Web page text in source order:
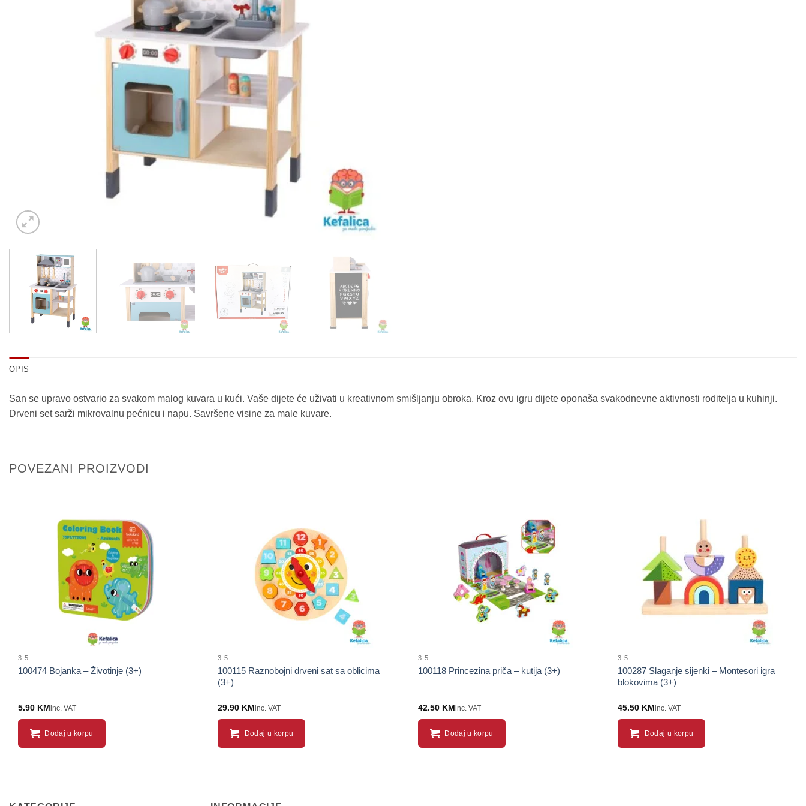
OPIS
San se upravo ostvario za svakom malog kuvara u kući. Vaše dijete će uživati u kreativnom smišljanju obroka. Kroz ovu igru dijete oponaša svakodnevne aktivnosti roditelja u kuhinji.
Drveni set sarži mikrovalnu pećnicu i napu. Savršene visine za male kuvare.
POVEZANI PROIZVODI
Sačuvaj
proizvod
3-5
100474 Bojanka – Životinje (3+)
5.90 KMinc. VAT
Dodaj u korpu
3-5
100115 Raznobojni drveni sat sa oblicima
(3+)
29.90 KMinc. VAT
Dodaj u korpu
Sačuvaj
proizvod
3-5
100118 Princezina priča – kutija (3+)
42.50 KMinc. VAT
Dodaj u korpu
3-5
100287 Slaganje sijenki – Montesori igra
blokovima (3+)
45.50 KMinc. VAT
Dodaj u korpu